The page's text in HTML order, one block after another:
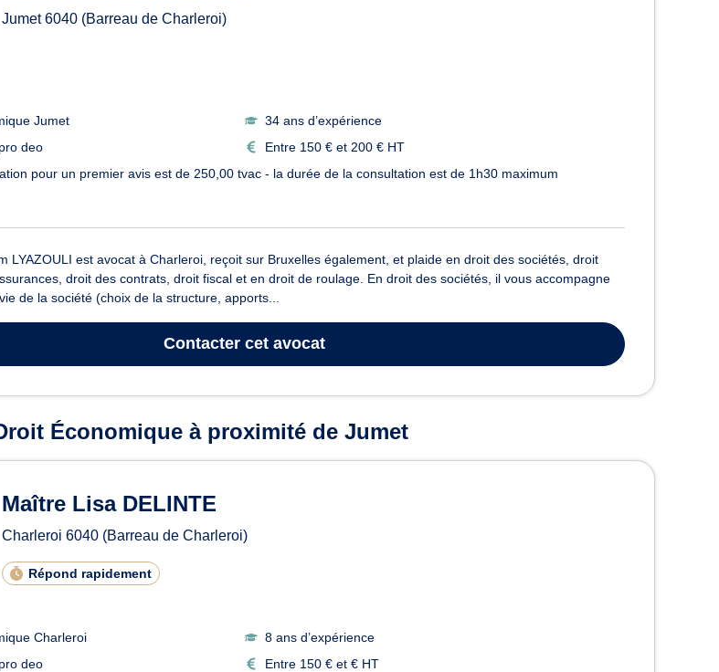
Jumet6040 (Barreau de Charleroi)
Jumet
34 ans d’expérience
deo
Entre 150 € et 200 € HT
pour un premier avis est de 250,00 tvac - la durée de la consultation est de 1h30 maximum
LYAZOULI est avocat à Charleroi, reçoit sur Bruxelles également, et plaide en droit des sociétés, droit
droit des contrats, droit fiscal et en droit de roulage. En droit des sociétés, il vous accompagne
de la société (choix de la structure, apports...
Contacter cet avocat
Économique à proximité de Jumet
Maître Lisa DELINTE
Charleroi 6040 (Barreau de Charleroi)
Répond rapidement
Charleroi
8 ans d’expérience
deo
Entre 150 € et € HT